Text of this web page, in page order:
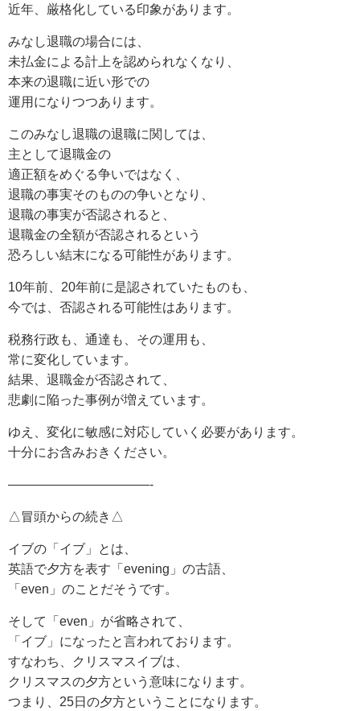
近年、厳格化している印象があります。
みなし退職の場合には、
未払金による計上を認められなくなり、
本来の退職に近い形での
運用になりつつあります。
このみなし退職の退職に関しては、
主として退職金の
適正額をめぐる争いではなく、
退職の事実そのものの争いとなり、
退職の事実が否認されると、
退職金の全額が否認されるという
恐ろしい結末になる可能性があります。
10年前、20年前に是認されていたものも、
今では、否認される可能性はあります。
税務行政も、通達も、その運用も、
常に変化しています。
結果、退職金が否認されて、
悲劇に陥った事例が増えています。
ゆえ、変化に敏感に対応していく必要があります。
十分にお含みおきください。
———————————-
△冒頭からの続き△
イブの「イブ」とは、
英語で夕方を表す「evening」の古語、
「even」のことだそうです。
そして「even」が省略されて、
「イブ」になったと言われております。
すなわち、クリスマスイブは、
クリスマスの夕方という意味になります。
つまり、25日の夕方ということになります。